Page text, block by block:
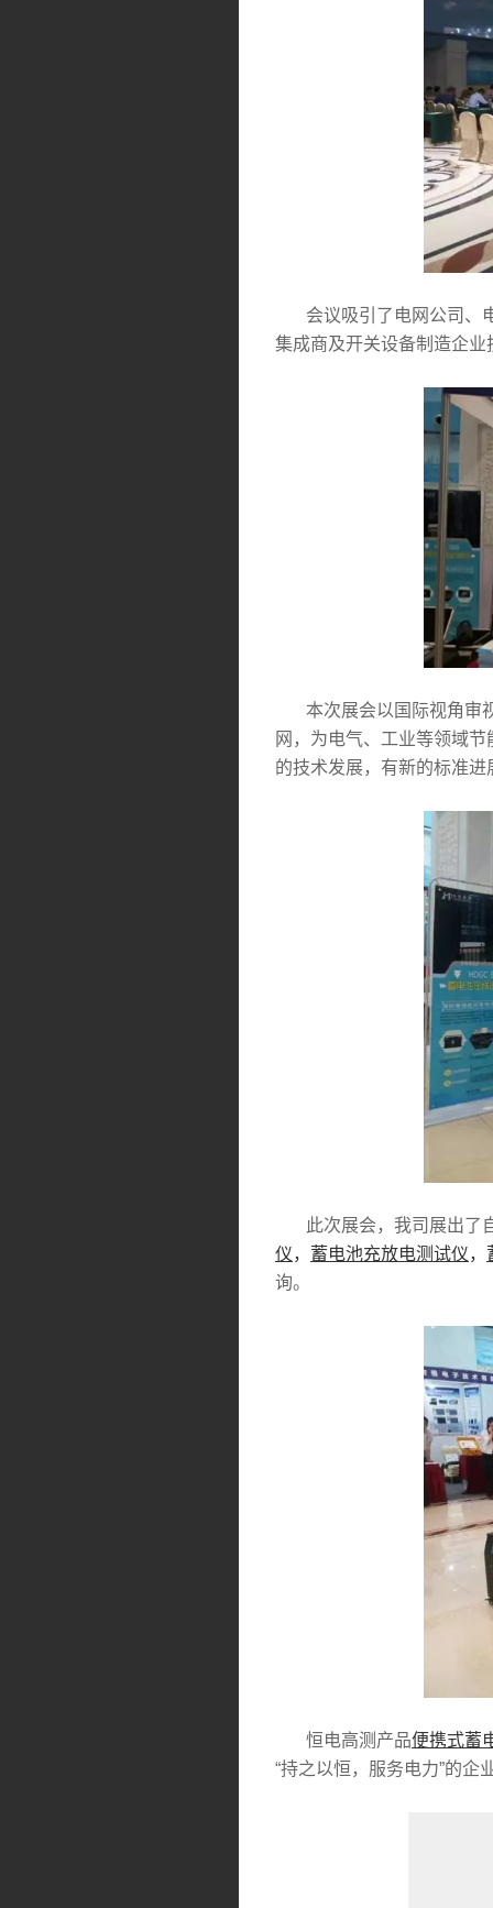
会议吸引了电网公司、电
集成商及开关设备制造企
本次展会以国际视角审视
网，为电气、工业等领域
的技术发展，有新的标准
此次展会，我司展出了
仪， 蓄电池充放电测试仪，
询。
恒电高测产品便携式蓄
“持之以恒，服务电力”的企